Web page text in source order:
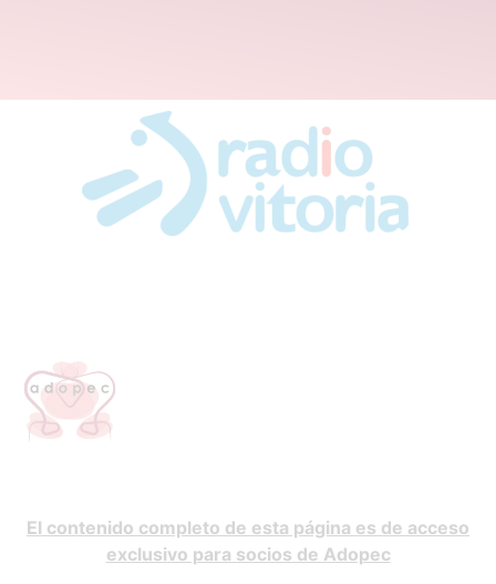
El contenido completo de esta página es de acceso
exclusivo para socios de Adopec